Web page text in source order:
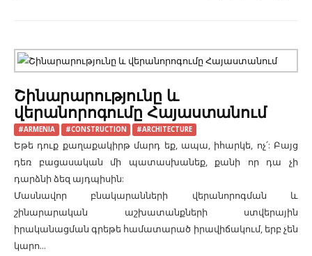
Շինարարությունը և
վերանորոգումը Հայաստանում
#ARMENIA #CONSTRUCTION #ARCHITECTURE
Եթե դուք քաղաքակիրթ մարդ եք, ապա, իհարկե, ոչ՛: Բայց
դեռ բացասական մի պատասխանեք, քանի որ դա չի
դարձնի ձեզ այդպիսին:
Մասնավոր բնակարանների վերանորոգման և
շինարարական աշխատանքների ստվերային
իրականացման գրեթե համատարած իրավիճակում, երբ չեն
կարո...